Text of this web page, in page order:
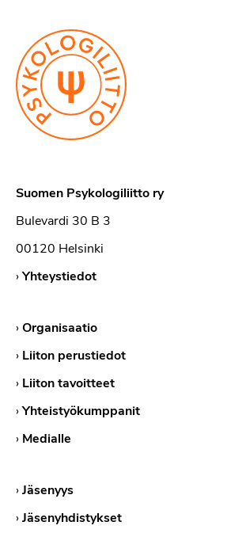
Suomen Psykologiliitto ry
Bulevardi 30 B 3
00120 Helsinki
›Yhteystiedot
›Organisaatio
› Liiton perustiedot
› Liiton tavoitteet
›Yhteistyökumppanit
› Medialle
›Jäsenyys
›Jäsenyhdistykset